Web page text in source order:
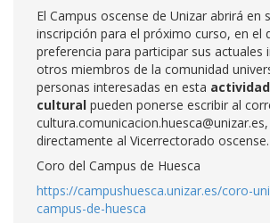
El Campus oscense de Unizar abrirá en
inscripción para el próximo curso, en el
preferencia para participar sus actuales
otros miembros de la comunidad
personas interesadas en esta
cultural pueden ponerse escribir al
directamente al Vicerrectorado oscense.
Coro del Campus de Huesca
https://campushuesca.unizar.es/coro-
campus-de-huesca